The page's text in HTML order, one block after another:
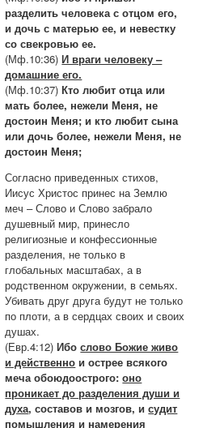
разделить человека с отцом его,
и дочь с матерью ее, и невестку
со свекровью ее.
(Мф.10:36)И враги человеку –
домашние его.
(Мф.10:37)Кто любит отца или
мать более, нежели Меня, не
достоин Меня; и кто любит сына
или дочь более, нежели Меня, не
достоин Меня;
Согласно приведенных стихов,
Иисус Христос принес на Землю
меч – Слово и Слово забрало
душевный мир, принесло
религиозные и конфессионные
разделения, не только в
глобальных масштабах, а в
родственном окружении, в семьях.
Убивать друг друга будут не только
по плоти, а в сердцах своих и своих
душах.
(Евр.4:12)Ибослово Божие живо
и действенно и острее всякого
меча обоюдоострого:оно
проникает до разделения души и
духа, составов и мозгов, исудит
помышления и намерения